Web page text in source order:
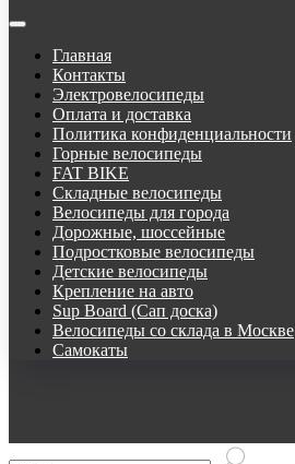
Главная
Контакты
Электровелосипеды
Оплата и доставка
Политика конфиденциальности
Горные велосипеды
FAT BIKE
Складные велосипеды
Велосипеды для города
Дорожные, шоссейные
Подростковые велосипеды
Детские велосипеды
Крепление на авто
Sup Board (Сап доска)
Велосипеды со склада в Москве
Самокаты